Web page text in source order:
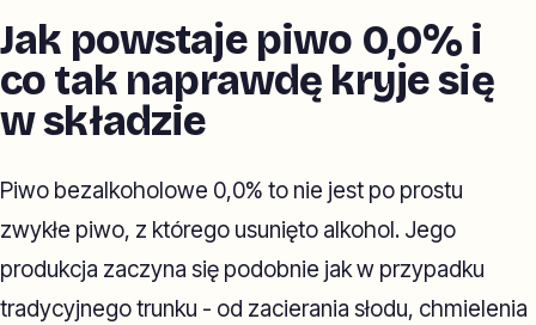
Jak powstaje piwo 0,0% i
co tak naprawdę kryje się
w składzie
Piwo bezalkoholowe 0,0% to nie jest po prostu
zwykłe piwo, z którego usunięto alkohol. Jego
produkcja zaczyna się podobnie jak w przypadku
tradycyjnego trunku - od zacierania słodu, chmielenia